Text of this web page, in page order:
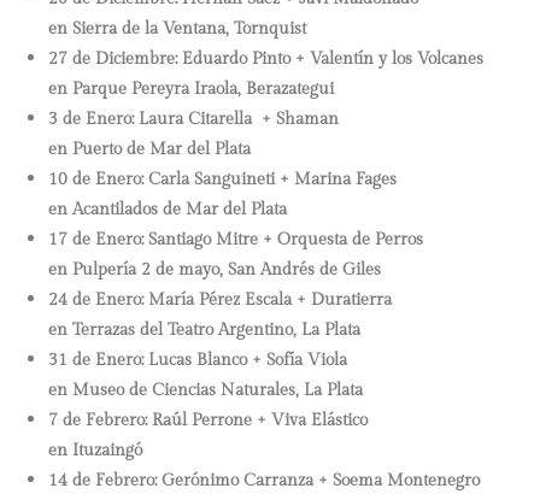
en Sierra de la Ventana, Tornquist
27 de Diciembre: Eduardo Pinto + Valentín y los Volcanes
en Parque Pereyra Iraola, Berazategui
3 de Enero: Laura Citarella + Shaman
en Puerto de Mar del Plata
10 de Enero: Carla Sanguineti + Marina Fages
en Acantilados de Mar del Plata
17 de Enero: Santiago Mitre + Orquesta de Perros
en Pulpería 2 de mayo, San Andrés de Giles
24 de Enero: María Pérez Escala + Duratierra
en Terrazas del Teatro Argentino, La Plata
31 de Enero: Lucas Blanco + Sofía Viola
en Museo de Ciencias Naturales, La Plata
7 de Febrero: Raúl Perrone + Viva Elástico
en Ituzaingó
14 de Febrero: Gerónimo Carranza + Soema Montenegro